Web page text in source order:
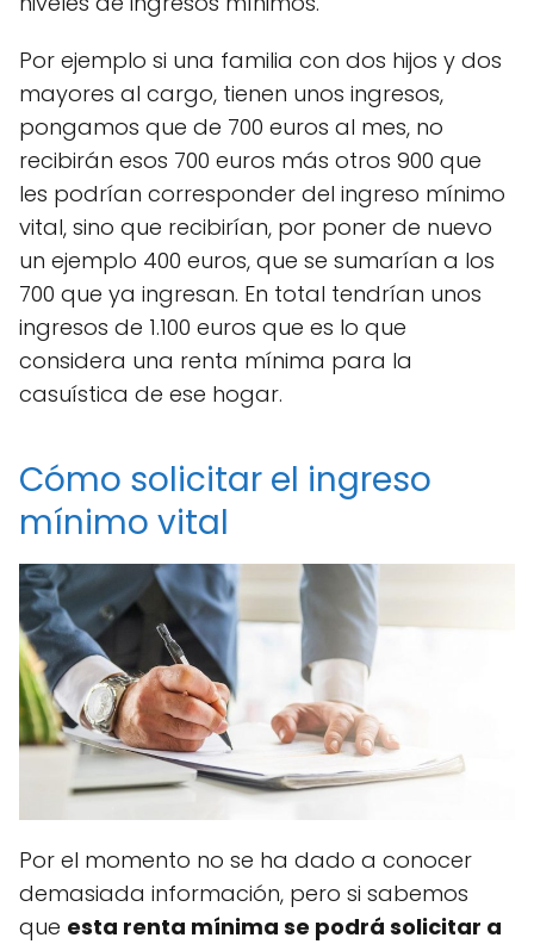
Por ejemplo si una familia con dos hijos y dos
mayores al cargo, tienen unos ingresos,
pongamos que de 700 euros al mes, no
recibirán esos 700 euros más otros 900 que
les podrían corresponder del ingreso mínimo
vital, sino que recibirían, por poner de nuevo
un ejemplo 400 euros, que se sumarían a los
700 que ya ingresan. En total tendrían unos
ingresos de 1.100 euros que es lo que
considera una renta mínima para la
casuística de ese hogar.
Cómo solicitar el ingreso
mínimo vital
Por el momento no se ha dado a conocer
demasiada información, pero si sabemos
que esta renta mínima se podrá solicitar a